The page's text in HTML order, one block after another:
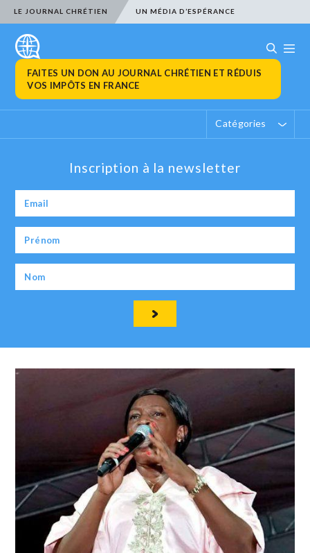
LE JOURNAL CHRÉTIEN UN MÉDIA D’ESPÉRANCE
FAITES UN DON AU JOURNAL CHRÉTIEN ET RÉDUIS
VOS IMPÔTS EN FRANCE
Catégories
Inscription à la newsletter